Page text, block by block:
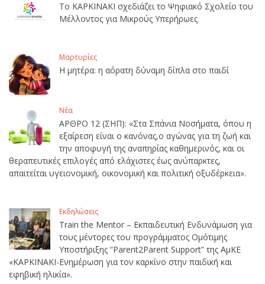
Το ΚΑΡΚΙΝΑΚΙ σχεδιάζει το Ψηφιακό Σχολείο του
Μέλλοντος για Μικρούς Υπερήρωες
Μαρτυρίες
Η μητέρα: η αόρατη δύναμη δίπλα στο παιδί
Νέα
ΑΡΘΡΟ 12 (ΣΗΠ): «Στα Σπάνια Νοσήματα, όπου η
εξαίρεση είναι ο κανόνας,ο αγώνας για τη ζωή και
την αποφυγή της αναπηρίας καθημερινός, και οι
θεραπευτικές επιλογές από ελάχιστες έως ανύπαρκτες,
απαιτείται υγειονομική, οικονομική και πολιτική οξυδέρκεια».
Εκδηλώσεις
Train the Mentor – Εκπαιδευτική Ενδυνάμωση για
τους μέντορες του προγράμματος Ομότιμης
Υποστήριξης “Parent2Parent Support” της ΑμΚΕ
«ΚΑΡΚΙΝΑΚΙ-Ενημέρωση για τον καρκίνο στην παιδική και
εφηβική ηλικία».